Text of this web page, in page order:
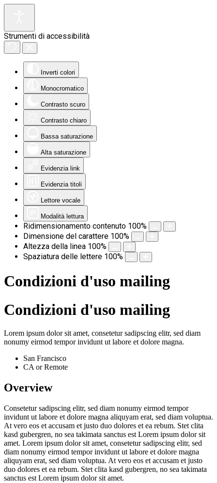
Strumenti di accessibilità
Inverti colori
Monocromatico
Contrasto scuro
Contrasto chiaro
Bassa saturazione
Alta saturazione
Evidenzia link
Evidenzia titoli
Lettore vocale
Modalità lettura
Ridimensionamento contenuto 100%
Dimensione del carattere 100%
Altezza della linea 100%
Spaziatura delle lettere 100%
Condizioni d'uso mailing
Condizioni d'uso mailing
Lorem ipsum dolor sit amet, consetetur sadipscing elitr, sed diam
nonumy eirmod tempor invidunt ut labore et dolore magna.
San Francisco
CA or Remote
Overview
Consetetur sadipscing elitr, sed diam nonumy eirmod tempor
invidunt ut labore et dolore magna aliquyam erat, sed diam voluptua.
At vero eos et accusam et justo duo dolores et ea rebum. Stet clita
kasd gubergren, no sea takimata sanctus est Lorem ipsum dolor sit
amet. Lorem ipsum dolor sit amet, consetetur sadipscing elitr, sed
diam nonumy eirmod tempor invidunt ut labore et dolore magna
aliquyam erat, sed diam voluptua. At vero eos et accusam et justo
duo dolores et ea rebum. Stet clita kasd gubergren, no sea takimata
sanctus est Lorem ipsum dolor sit amet.